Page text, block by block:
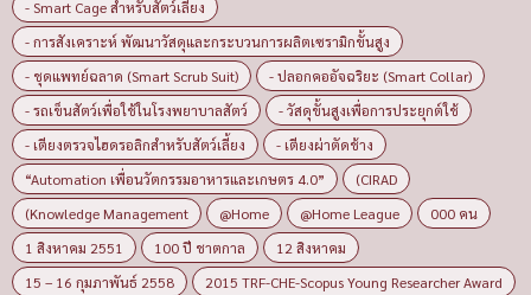
- Smart Cage สำหรับสัตว์เลี้ยง
- การสังเคราะห์ พัฒนาวัสดุและกระบวนการผลิตเซรามิกขั้นสูง
- ชุดแพทย์ฉลาด (Smart Scrub Suit)
- ปลอกคออัจฉริยะ (Smart Collar)
- รถเข็นสัตว์เพื่อใช้ในโรงพยาบาลสัตว์
- วัสดุขั้นสูงเพื่อการประยุกต์ใช้
- เตียงตรวจไฮดรอลิกสำหรับสัตว์เลี้ยง
- เตียงผ่าตัดช้าง
“Automation เพื่อนวัตกรรมอาหารและเกษตร 4.0”
(CIRAD
(Knowledge Management
@Home @Home League
000 คน
1 สิงหาคม 2551
100 ปี ชาตกาล
12 สิงหาคม
15 – 16 กุมภาพันธ์ 2558
2015 TRF-CHE-Scopus Young Researcher Award